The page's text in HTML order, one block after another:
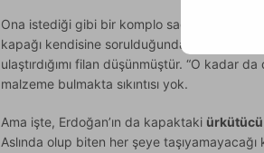
Ona istediği gibi bir komplo sağlayamadım,
kapağı kendisine sorulduğunda Erdoğan
ulaştırdığımı filan düşünmüştür. “O kadar
malzeme bulmakta sıkıntısı yok.
Ama işte, Erdoğan’ın da kapaktaki
Aslında olup biten her şeye